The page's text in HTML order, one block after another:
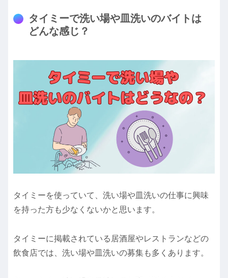
タイミーで洗い場や皿洗いのバイトは
どんな感じ？
タイミーを使っていて、洗い場や皿洗いの仕事に興味
を持った方も少なくないかと思います。
タイミーに掲載されている居酒屋やレストランなどの
飲食店では、洗い場や皿洗いの募集も多くあります。